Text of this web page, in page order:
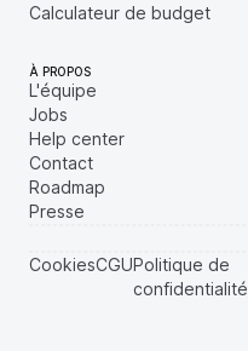
Calculateur de budget
À PROPOS
L'équipe
Jobs
Help center
Contact
Roadmap
Presse
CookiesCGUPolitique de
confidentialité